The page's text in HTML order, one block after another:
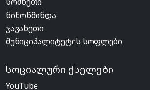
ნინოწმინდა
ჯავახეთი
მუნიციპალიტეტის სოფლები
სოციალური ქსელები
YouTube